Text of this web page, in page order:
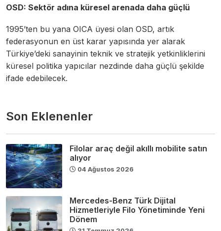
OSD: Sektör adına küresel arenada daha güçlü
1995’ten bu yana OICA üyesi olan OSD, artık
federasyonun en üst karar yapısında yer alarak
Türkiye’deki sanayinin teknik ve stratejik yetkinliklerini
küresel politika yapıcılar nezdinde daha güçlü şekilde
ifade edebilecek.
Son Eklenenler
Filolar araç değil akıllı mobilite satın
alıyor
04 Ağustos 2026
Mercedes-Benz Türk Dijital
Hizmetleriyle Filo Yönetiminde Yeni
Dönem